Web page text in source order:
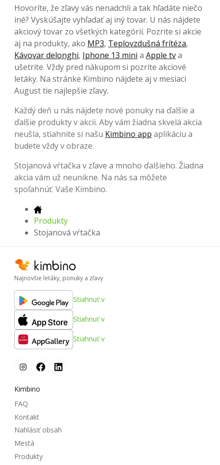
Hovoríte, že zľavy vás nenadchli a tak hľadáte niečo
iné? Vyskúšajte vyhľadať aj iný tovar. U nás nájdete
akciový tovar zo všetkých kategórií. Pozrite si akcie
aj na produkty, ako MP3, Teplovzdušná frítéza,
Kávovar delonghi, Iphone 13 mini a Apple tva
ušetrite. Vždy pred nákupom si pozrite akciové
letáky. Na stránke Kimbino nájdete aj v mesiaci
August tie najlepšie zľavy.
Každý deň u nás nájdete nové ponuky na ďalšie a
ďalšie produkty v akcii. Aby vám žiadna skvelá akcia
neušla, stiahnite si našu Kimbino app aplikáciu a
budete vždy v obraze.
Stojanová vŕtačka v zľave a mnoho ďalšieho. Žiadna
akcia vám už neunikne. Na nás sa môžete
spoľahnúť. Vaše Kimbino.
Produkty
Stojanová vŕtačka
Najnovšie letáky, ponuky a zľavy
Stiahnuť v
Stiahnuť v
Stiahnuť v
Kimbino
FAQ
Kontakt
Nahlásiť obsah
Mestá
Produkty